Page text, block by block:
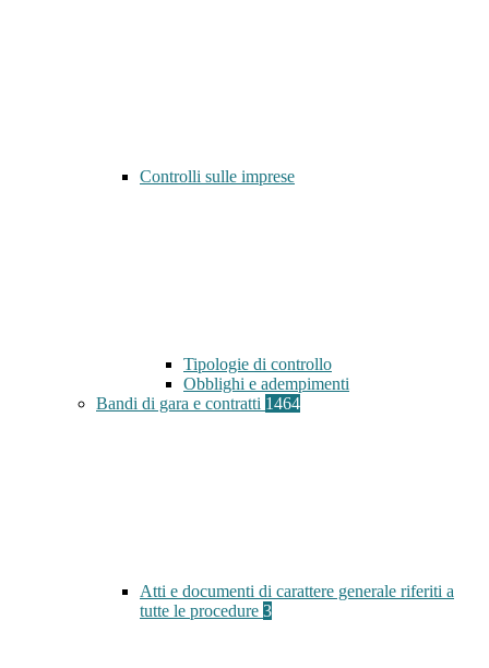
Controlli sulle imprese
Tipologie di controllo
Obblighi e adempimenti
Bandi di gara e contratti 1464
Atti e documenti di carattere generale riferiti a
tutte le procedure 3